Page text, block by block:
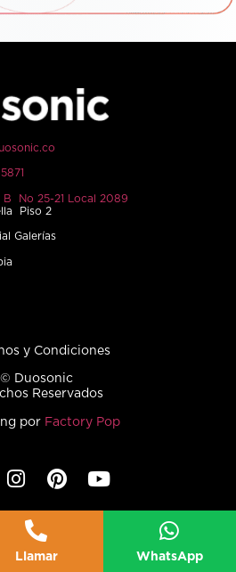
B No 25-21 Local 2089
Piso 2
Galerías
y Condiciones
© Duosonic
Reservados
por Factory Pop
Llamar WhatsApp